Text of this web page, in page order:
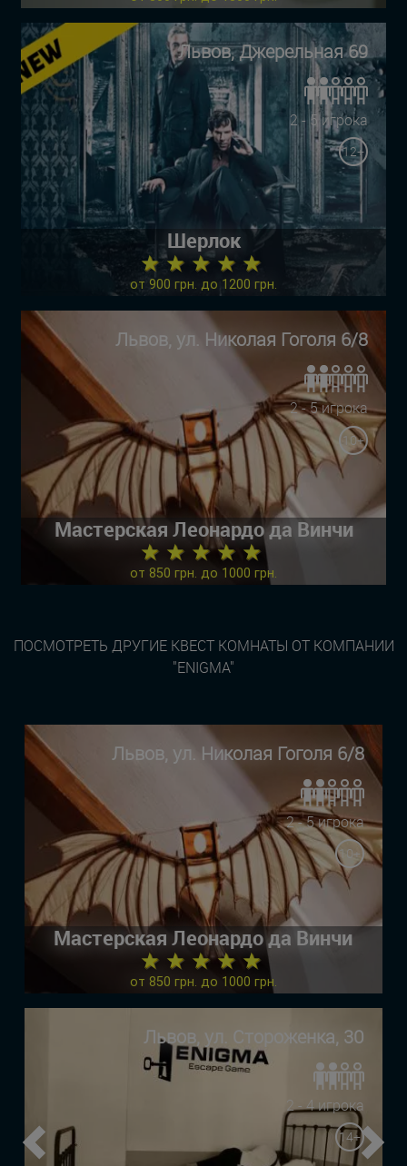
Львов, Джерельная 69
2 - 5 игрока
12+
Шерлок
★ ★ ★ ★ ★
от 900 грн. до 1200 грн.
Львов, ул. Николая Гоголя 6/8
2 - 5 игрока
10+
Мастерская Леонардо да Винчи
★ ★ ★ ★ ★
от 850 грн. до 1000 грн.
ПОСМОТРЕТЬ ДРУГИЕ КВЕСТ КОМНАТЫ ОТ КОМПАНИИ
"ENIGMA"
Львов, ул. Николая Гоголя 6/8
2 - 5 игрока
10+
Мастерская Леонардо да Винчи
★ ★ ★ ★ ★
от 850 грн. до 1000 грн.
Львов, ул. Стороженка, 30
2 - 4 игрока
14+
Previous